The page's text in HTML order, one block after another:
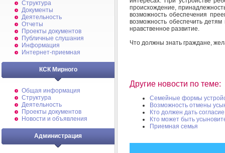
Структура
Документы
Деятельность
Отчеты
Проекты документов
Публичные слушания
Информация
Интернет-приемная
КСК Мирного
Общая информация
Структура
Деятельность
Проекты документов
Новости и объявления
Администрация
происхождение,
возможность обеспечения
возможность обеспечить
нравственное развитие.
Что должны знать граждане,
Другие новости по теме:
Семейные формы
Возможность отмены
Кто должен дать
Кто может быть
Приемная семья